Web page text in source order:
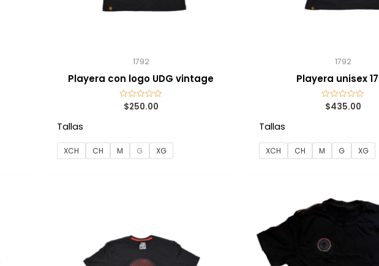
1792
Playera con logo UDG vintage
Valorado
con
$250.00
Tallas
XCH CH M G XG
1792
Playera unisex
Valorado
con
$435.00
Tallas
XCH CH M G XG